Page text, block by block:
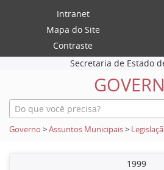
Intranet
Mapa do Site
Contraste
Secretaria de Estado
Governo >Assuntos Municipais>
1999